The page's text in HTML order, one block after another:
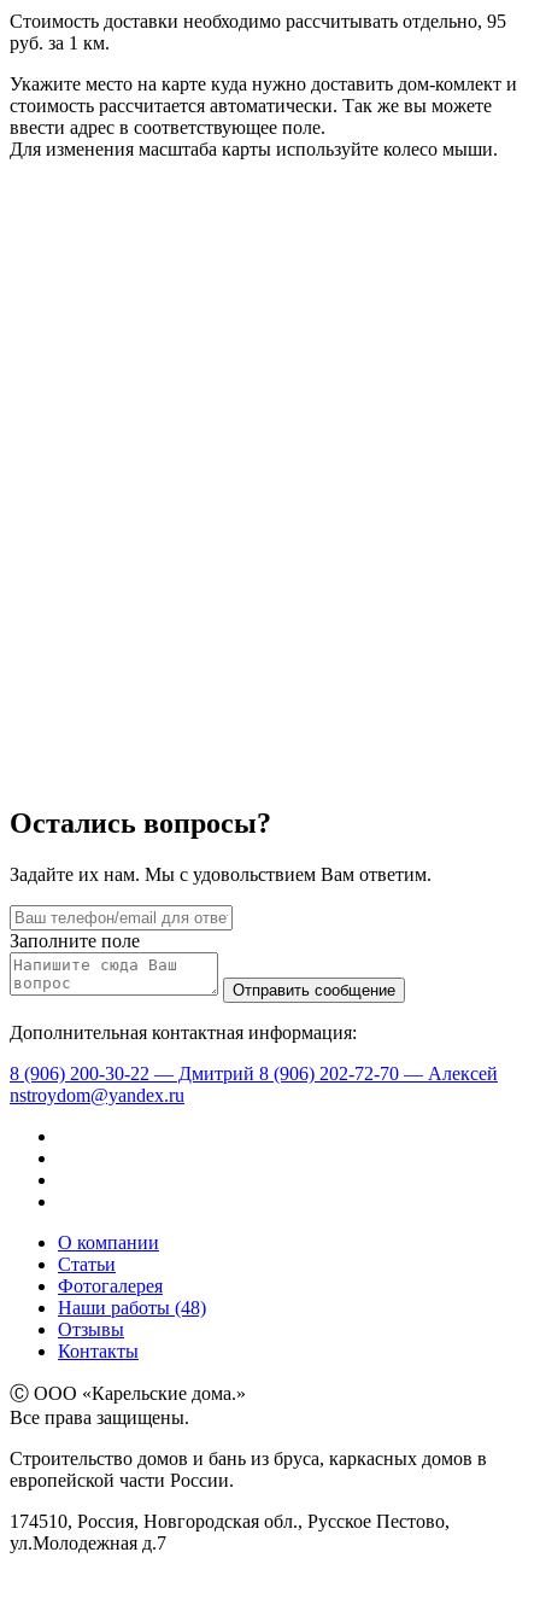
Стоимость доставки необходимо рассчитывать отдельно, 95
руб. за 1 км.
Укажите место на карте куда нужно доставить дом-комлект и
стоимость рассчитается автоматически. Так же вы можете
ввести адрес в соответствующее поле.
Для изменения масштаба карты используйте колесо мыши.
Остались вопросы?
Задайте их нам. Мы с удовольствием Вам ответим.
Заполните поле
Дополнительная контактная информация:
8 (906) 200-30-22 — Дмитрий 8 (906) 202-72-70 — Алексей
nstroydom@yandex.ru
О компании
Статьи
Фотогалерея
Наши работы (48)
Отзывы
Контакты
Ⓒ ООО «Карельские дома.»
Все права защищены.
Строительство домов и бань из бруса, каркасных домов в
европейской части России.
174510, Россия, Новгородская обл., Русское Пестово,
ул.Молодежная д.7